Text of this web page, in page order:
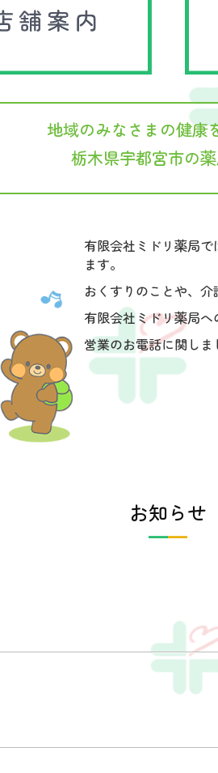
地域のみなさまの健康
栃木県宇都宮市の
有限会社ミドリ薬局
ます。
おくすりのことや、
有限会社ミドリ薬局
営業のお電話に関し
お知らせ
━━